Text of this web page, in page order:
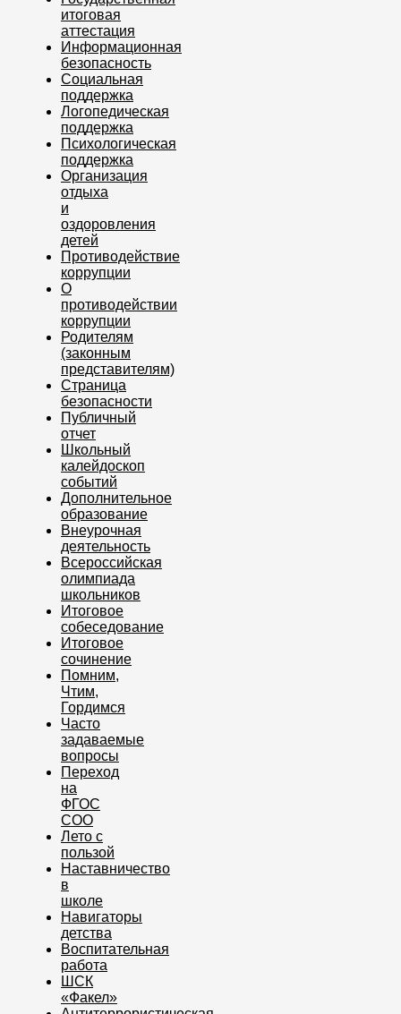
итоговая
аттестация
Информационная
безопасность
Социальная
поддержка
Логопедическая
поддержка
Психологическая
поддержка
Организация
отдыха
и
оздоровления
детей
Противодействие
коррупции
О
противодействии
коррупции
Родителям
(законным
представителям)
Страница
безопасности
Публичный
отчет
Школьный
калейдоскоп
событий
Дополнительное
образование
Внеурочная
деятельность
Всероссийская
олимпиада
школьников
Итоговое
собеседование
Итоговое
сочинение
Помним,
Чтим,
Гордимся
Часто
задаваемые
вопросы
Переход
на
ФГОС
СОО
Лето с
пользой
Наставничество
в
школе
Навигаторы
детства
Воспитательная
работа
ШСК
«Факел»